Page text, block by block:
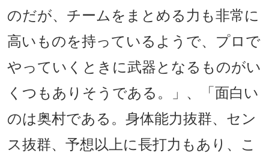
のだが、チームをまとめる力も非常に
高いものを持っているようで、プロで
やっていくときに武器となるものがい
くつもありそうである。」、「面白い
のは奥村である。身体能力抜群、セン
ス抜群、予想以上に長打力もあり、こ